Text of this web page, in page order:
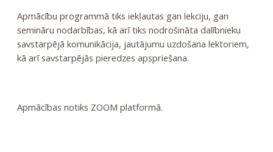
Apmācību programmā tiks iekļautas gan lekciju, gan
semināru nodarbības, kā arī tiks nodrošināta dalībnieku
savstarpējā komunikācija, jautājumu uzdošana lektoriem,
kā arī savstarpējās pieredzes apspriešana.
Apmācības notiks ZOOM platformā.